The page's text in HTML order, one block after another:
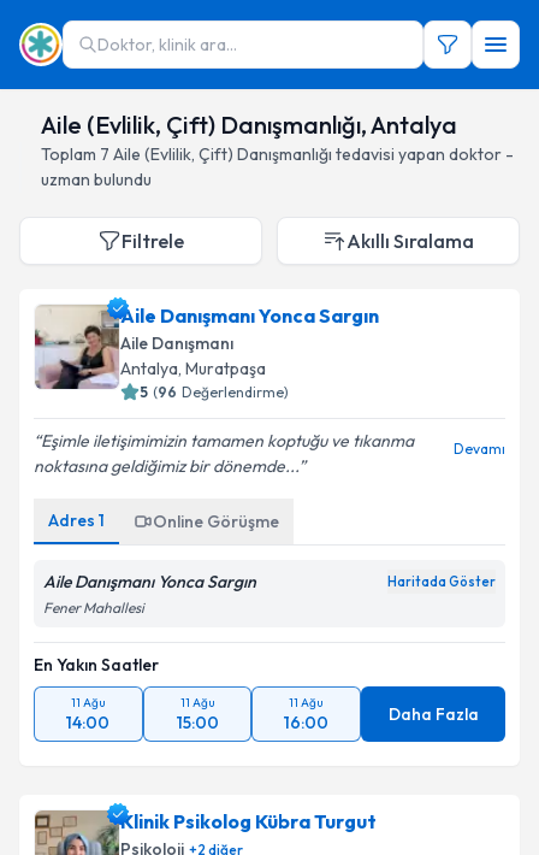
Doktor, klinik ara...
Aile (Evlilik, Çift) Danışmanlığı, Antalya
Toplam 7 Aile (Evlilik, Çift) Danışmanlığı tedavisi yapan doktor -
uzman bulundu
Filtrele Akıllı Sıralama
Aile Danışmanı Yonca Sargın
Aile Danışmanı
Antalya, Muratpaşa
5 (96 Değerlendirme)
Eşimle iletişimimizin tamamen koptuğu ve tıkanma
noktasına geldiğimiz bir dönemde...
Devamı
Adres 1 Online Görüşme
Aile Danışmanı Yonca Sargın Haritada Göster
Fener Mahallesi
En Yakın Saatler
11 Ağu
14:00
11 Ağu
15:00
11 Ağu
16:00 Daha Fazla
Klinik Psikolog Kübra Turgut
Psikoloji +2 diğer